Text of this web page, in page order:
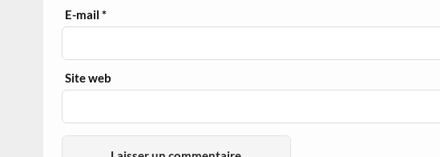
E-mail*
Site web